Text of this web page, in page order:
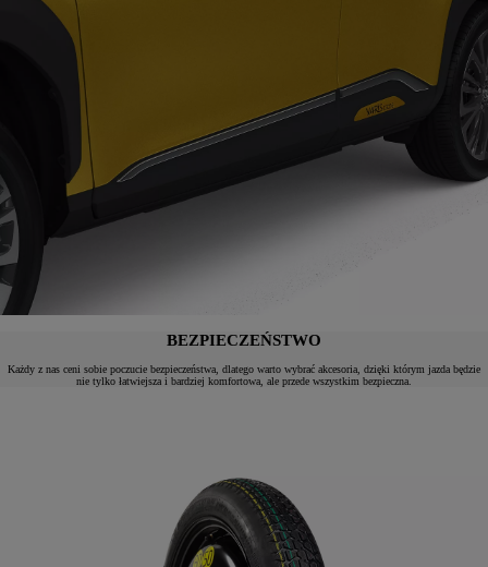
BEZPIECZEŃSTWO
Każdy z nas ceni sobie poczucie bezpieczeństwa, dlatego warto wybrać akcesoria, dzięki którym jazda będzie
nie tylko łatwiejsza i bardziej komfortowa, ale przede wszystkim bezpieczna.